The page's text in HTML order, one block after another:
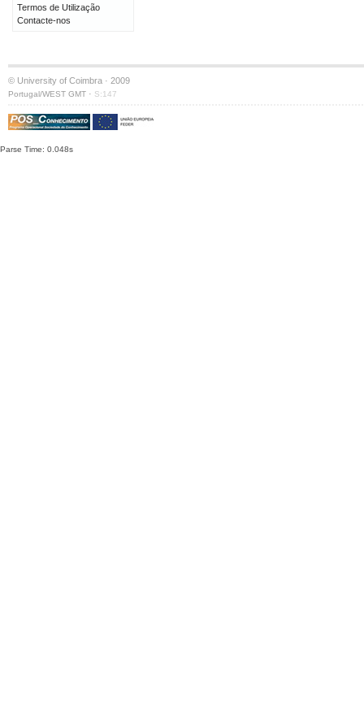
Termos de Utilização
Contacte-nos
© University of Coimbra · 2009
Portugal/WEST GMT · S:147
Parse Time: 0.048s